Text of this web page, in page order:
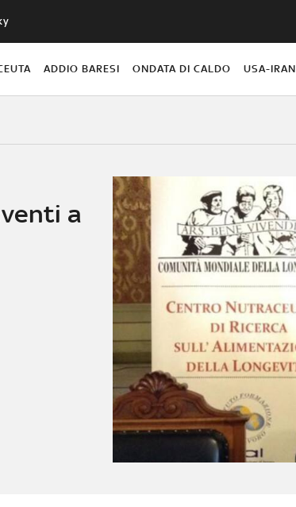
ADDIO BARESI ONDATA DI CALDO USA-IRAN
a